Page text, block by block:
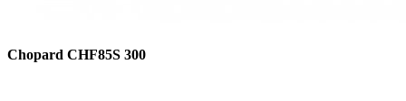
Chopard CHF85S 300